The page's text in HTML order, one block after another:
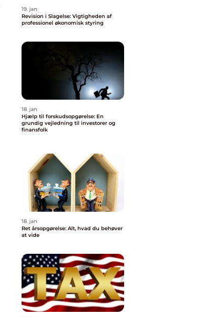
19. jan
Revision i Slagelse: Vigtigheden af
professionel økonomisk styring
18. jan
Hjælp til forskudsopgørelse: En
grundig vejledning til investorer og
finansfolk
18. jan
Ret årsopgørelse: Alt, hvad du behøver
at vide